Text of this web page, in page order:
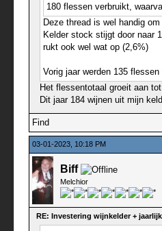
180 flessen verbruikt,
Deze thread is wel handig
Kelder stock stijgt door naar
rukt ook wel wat op (2,6%)
Vorig jaar werden 135
Het flessentotaal groeit aan
Dit jaar 184 wijnen uit mijn
Find
03-01-2023, 10:18 PM
Biff
Melchior
RE: Investering wijnkelder +